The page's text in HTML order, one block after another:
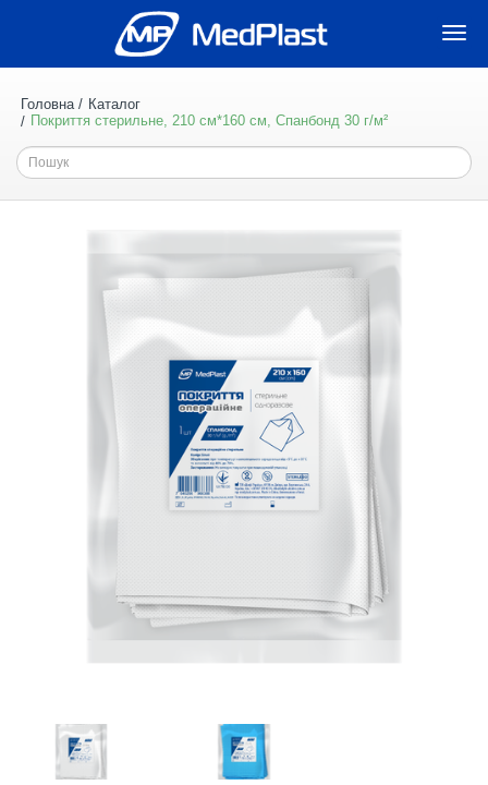
Головна
Каталог
Покриття стерильне, 210 см*160 см, Спанбонд 30 г/м²
Пошук